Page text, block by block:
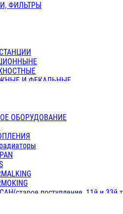
ПЕРЕХОДНЫЕ / СОЕДИНИТЕЛЬНЫЕ
ВНУТРЕННЕЙ РЕЗЬБОЙ
ДВУХСЛ.
ФИЛЬТРЫ
И ФЕКАЛЬНЫЕ
и ЦИРКУЛЯЦИОННЫЕ
ОБОРУДОВАНИЕ
поступление, 11й и 33й